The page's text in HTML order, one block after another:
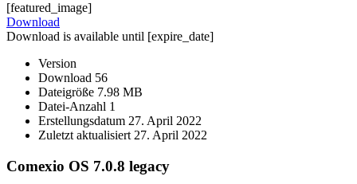
[featured_image]
Download
Download is available until [expire_date]
Version
Download 56
Dateigröße 7.98 MB
Datei-Anzahl 1
Erstellungsdatum 27. April 2022
Zuletzt aktualisiert27. April 2022
Comexio OS 7.0.8 legacy